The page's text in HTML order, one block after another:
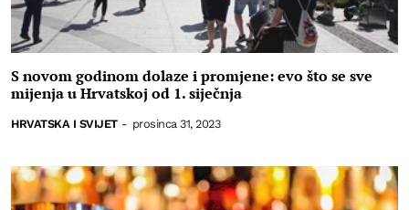
S novom godinom dolaze i promjene: evo što se sve
mijenja u Hrvatskoj od 1. siječnja
HRVATSKA I SVIJET - prosinca 31, 2023